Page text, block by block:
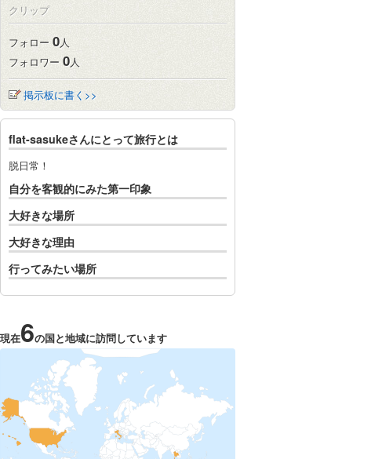
クリップ
フォロー 0人
フォロワー 0人
掲示板に書く>>
flat-sasukeさんにとって旅行とは
脱日常！
自分を客観的にみた第一印象
大好きな場所
大好きな理由
行ってみたい場所
現在6の国と地域に訪問しています